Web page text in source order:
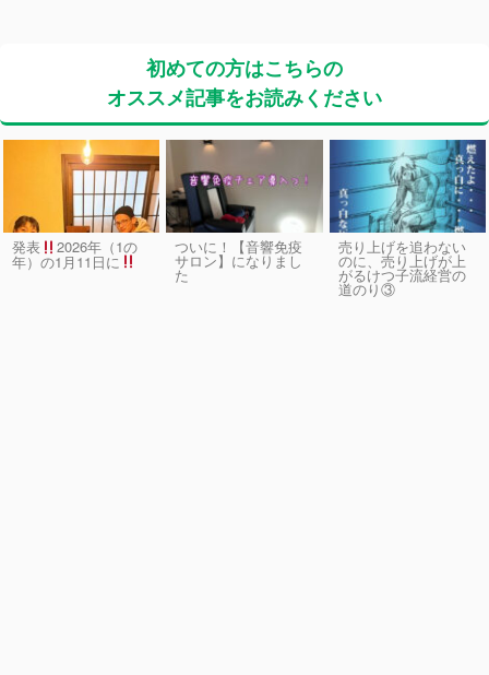
初めての方はこちらの
オススメ記事をお読みください
発表 2026年（1の
年）の1月11日に
ついに！【音響免疫
サロン】になりまし
た
売り上げを追わない
のに、売り上げが上
がるけつ子流経営の
道のり③